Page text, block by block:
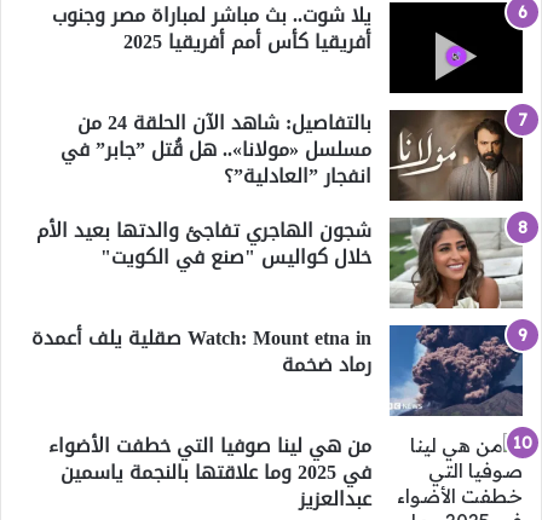
يلا شوت.. بث مباشر لمباراة مصر وجنوب
أفريقيا كأس أمم أفريقيا 2025
بالتفاصيل: شاهد الآن الحلقة 24 من
مسلسل «مولانا».. هل قُتل ”جابر” في
انفجار ”العادلية”؟
شجون الهاجري تفاجئ والدتها بعيد الأم
خلال كواليس "صنع في الكويت"
Watch: Mount etna in صقلية يلف أعمدة
رماد ضخمة
من هي لينا صوفيا التي خطفت الأضواء
في 2025 وما علاقتها بالنجمة ياسمين
عبدالعزيز